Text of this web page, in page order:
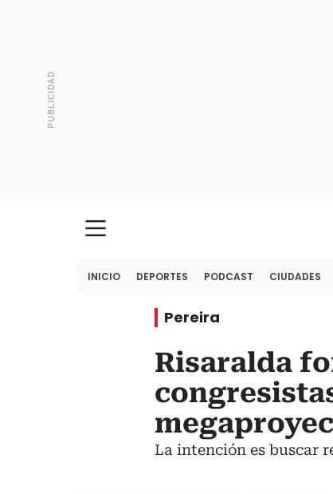
INICIO DEPORTES PODCAST CIUDADES
Pereira
Risaralda
La intención es buscar